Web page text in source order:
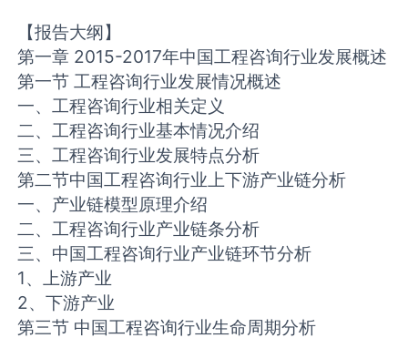
【报告大纲】
第一章 2015-2017年中国工程咨询行业发展概述
第一节 工程咨询行业发展情况概述
一、工程咨询行业相关定义
二、工程咨询行业基本情况介绍
三、工程咨询行业发展特点分析
第二节中国工程咨询行业上下游产业链分析
一、产业链模型原理介绍
二、工程咨询行业产业链条分析
三、中国工程咨询行业产业链环节分析
1、上游产业
2、下游产业
第三节 中国工程咨询行业生命周期分析